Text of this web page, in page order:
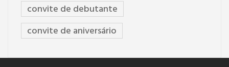
convite de debutante
convite de aniversário